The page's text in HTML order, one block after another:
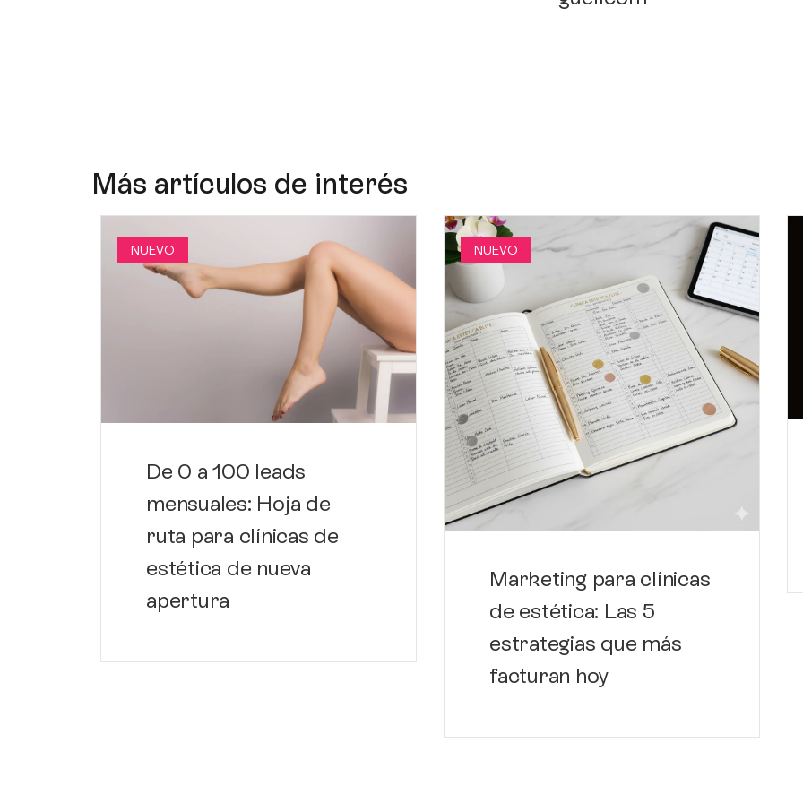
Más artículos de interés
NUEVO
De 0 a 100 leads
mensuales: Hoja de
ruta para clínicas de
estética de nueva
apertura
NUEVO
Marketing para clínicas
de estética: Las 5
estrategias que más
facturan hoy